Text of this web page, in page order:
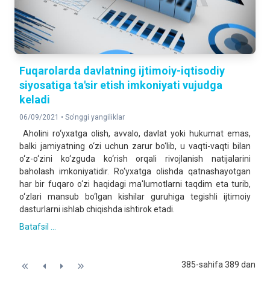
Fuqarolarda davlatning ijtimoiy-iqtisodiy
siyosatiga ta'sir etish imkoniyati vujudga
keladi
06/09/2021 • So'nggi yangiliklar
Aholini ro‘yxatga olish, avvalo, davlat yoki hukumat emas,
balki jamiyatning o‘zi uchun zarur bo‘lib, u vaqti-vaqti bilan
o‘z-o‘zini ko‘zguda ko‘rish orqali rivojlanish natijalarini
baholash imkoniyatidir. Ro‘yxatga olishda qatnashayotgan
har bir fuqaro o‘zi haqidagi ma'lumotlarni taqdim eta turib,
o‘zlari mansub bo‘lgan kishilar guruhiga tegishli ijtimoiy
dasturlarni ishlab chiqishda ishtirok etadi.
Batafsil ...
385-sahifa 389 dan